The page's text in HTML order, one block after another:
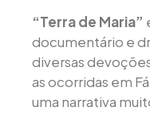
“Terra de Maria”
documentário e
diversas
as ocorridas em
uma narrativa